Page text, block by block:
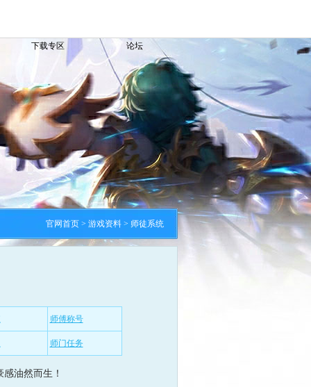
下载专区 论坛
官网首页 > 游戏资料 > 师徒系统
师傅称号
师门任务
油然而生！